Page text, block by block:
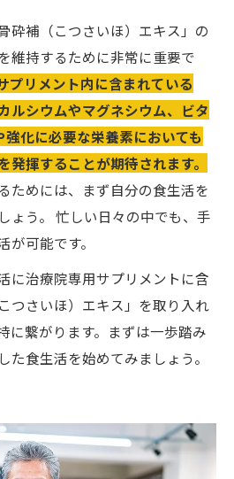
砕補（こつさいほ）エキス」の
維持するために非常に重要で
プリメント内に含まれている
ルシウムやマグネシウム、ビタ
化に必要な栄養素においても
発揮することが期待されます。
ためには、まず自分の食生活を
ょう。 忙しい日々の中でも、手
可能です。
に治療院専用サプリメントに含
つさいほ）エキス」を取り入れ
に繋がります。まずは一歩踏み
た食生活を始めてみましょう。